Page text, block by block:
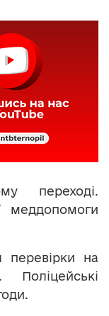
переході.
меддопомоги
перевірки на